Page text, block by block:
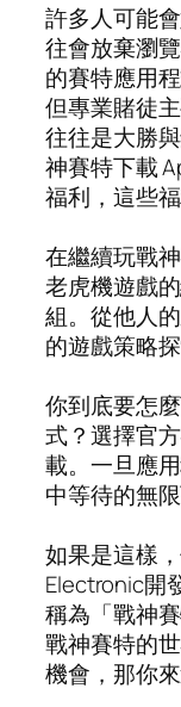
許多人可能
往會放棄瀏
的賽特應用
但專業賭徒
往往是大勝
神賽特下載
福利，這些
在繼續玩戰
老虎機遊戲
組。從他人
的遊戲策略探
你到底要怎
式？選擇官
載。一旦應
中等待的無
如果是這樣
Electronic開
稱為「戰神
戰神賽特的
機會，那你